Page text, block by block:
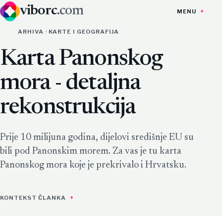
viborc.com MENU
ARHIVA · KARTE I GEOGRAFIJA
Karta Panonskog
mora - detaljna
rekonstrukcija
Prije 10 milijuna godina, dijelovi središnje EU su
bili pod Panonskim morem. Za vas je tu karta
Panonskog mora koje je prekrivalo i Hrvatsku.
KONTEKST ČLANKA